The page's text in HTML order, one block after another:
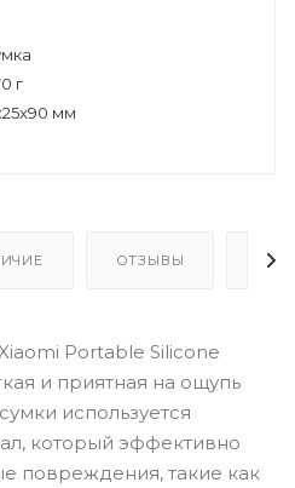
г
мм
ОТЗЫВЫ
Portable Silicone
и приятная на ощупь
используется
который эффективно
повреждения, такие как